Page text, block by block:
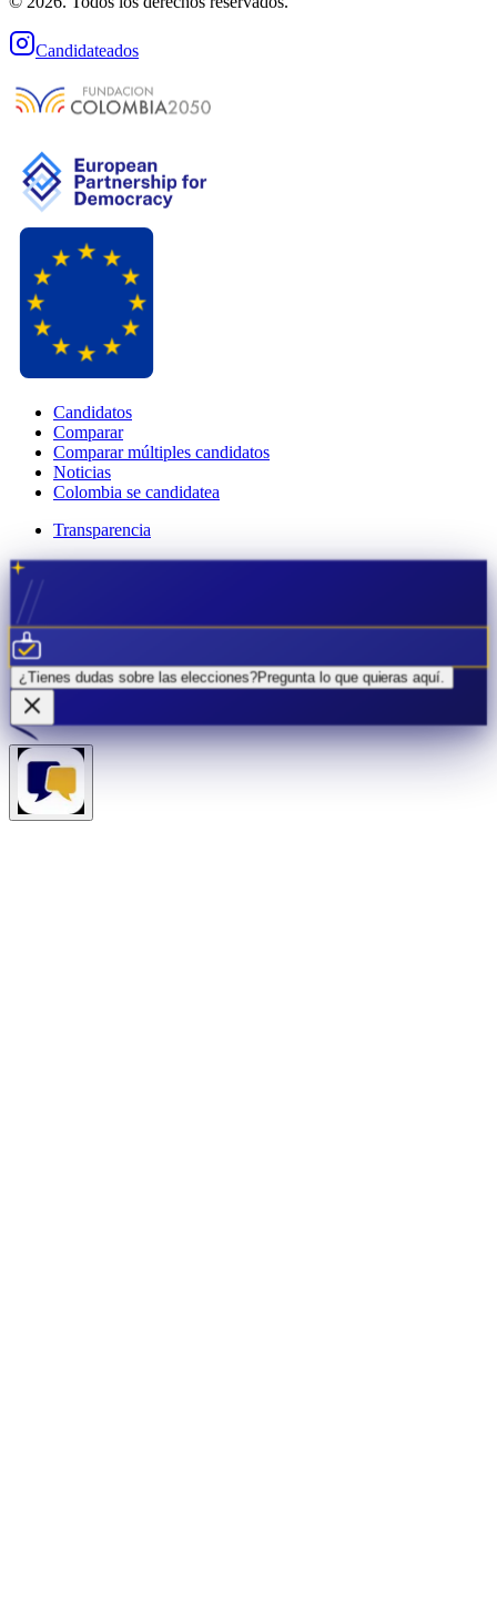
Candidateados
Candidatos
Comparar
Comparar múltiples candidatos
Noticias
Colombia se candidatea
Transparencia
¿Tienes dudas sobre las elecciones?Pregunta lo que quierasaquí.